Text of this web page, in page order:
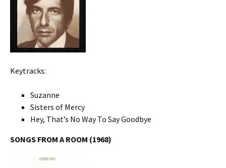
Keytracks:
Suzanne
Sisters of Mercy
Hey, That’s No Way To Say Goodbye
SONGS FROM A ROOM (1968)